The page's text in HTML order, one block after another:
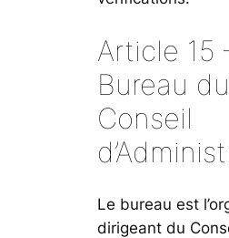
Article 15
Bureau du
Conseil
Le bureau est
dirigeant du